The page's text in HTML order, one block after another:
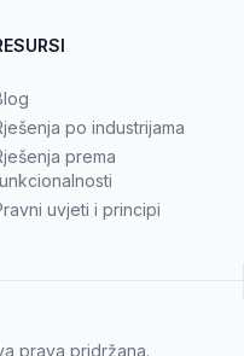
po industrijama
prema
uvjeti i principi
prava pridržana.